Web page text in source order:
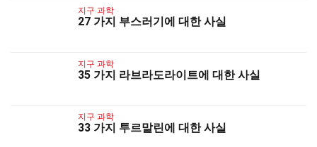
지구 과학
27 가지 부스러기에 대한 사실
지구 과학
35 가지 라브라도라이트에 대한 사실
지구 과학
33 가지 투르말린에 대한 사실